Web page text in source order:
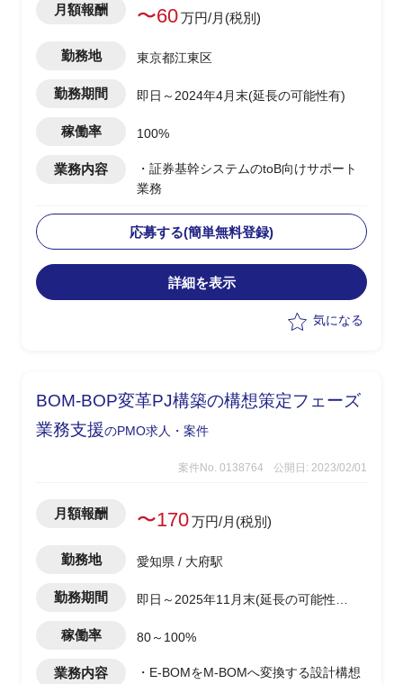
月額報酬 〜60万円/月(税別)
勤務地 東京都江東区
勤務期間 即日～2024年4月末(延長の可能性有)
稼働率 100%
業務内容
・証券基幹システムのtoB向けサポート
業務
応募する(簡単無料登録)
詳細を表示
気になる
BOM-BOP変革PJ構築の構想策定フェーズ
業務支援のPMO求人・案件
案件No. 0138764 公開日: 2023/02/01
月額報酬 〜170万円/月(税別)
勤務地 愛知県 / 大府駅
勤務期間
即日～2025年11月末(延長の可能性有
稼働率 80～100%
業務内容
・E-BOMをM-BOMへ変換する設計構想